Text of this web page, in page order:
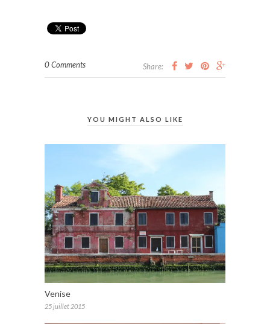
0 Comments Share:
YOU MIGHT ALSO LIKE
Venise
25 juillet 2015